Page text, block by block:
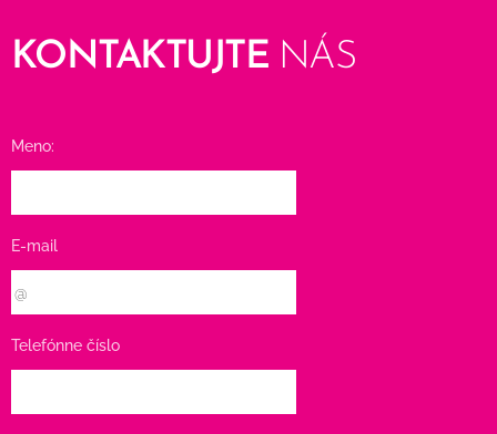
KONTAKTUJTE NÁS
Meno:
E-mail
Telefónne číslo